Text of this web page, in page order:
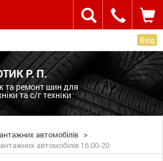
Вхід
Р. П.
та ремонт шин для
та с/г техніки
автомобілів >
автомобілів 16.00-20